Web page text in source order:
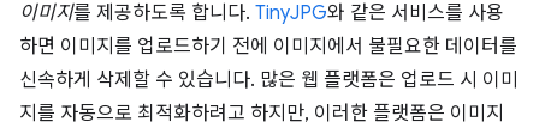
이미지를 제공하도록 합니다. TinyJPG와 같은 서비스를 사용
하면 이미지를 업로드하기 전에 이미지에서 불필요한 데이터를
신속하게 삭제할 수 있습니다. 많은 웹 플랫폼은 업로드 시 이미
지를 자동으로 최적화하려고 하지만, 이러한 플랫폼은 이미지